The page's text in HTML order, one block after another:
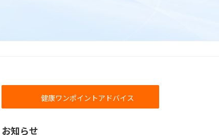
健康ワンポイントアドバイス
お知らせ